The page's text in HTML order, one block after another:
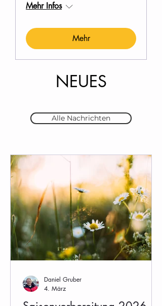
Mehr Infos
Mehr
NEUES
Alle Nachrichten
Daniel Gruber
4. März